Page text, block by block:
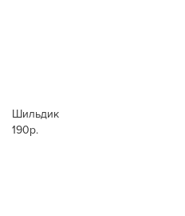
Шильдик
190р.